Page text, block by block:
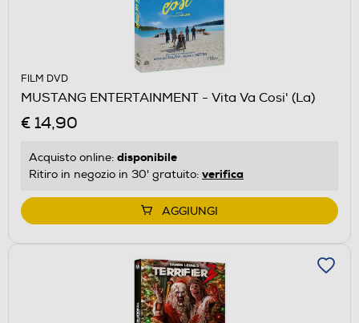
FILM DVD
MUSTANG ENTERTAINMENT - Vita Va Cosi' (La)
€ 14,90
Acquisto online: disponibile
Ritiro in negozio in 30' gratuito: verifica
AGGIUNGI